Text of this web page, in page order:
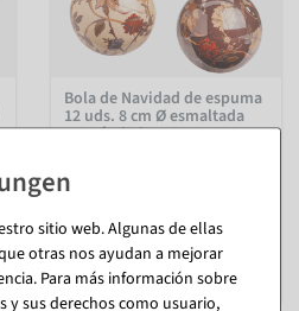
Bola de Navidad de espuma
12 uds. 8 cm Ø esmaltada
marrón beige
47,54 €
39,95 EUR más IVA
sitio web. Algunas de ellas
otras nos ayudan a mejorar
Para más información sobre
y sus derechos como usuario,